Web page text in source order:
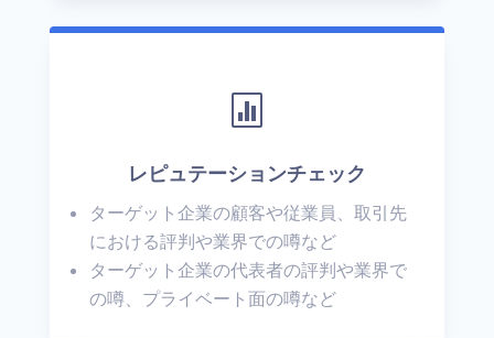

レピュテーションチェック
ターゲット企業の顧客や従業員、取引先
における評判や業界での噂など
ターゲット企業の代表者の評判や業界で
の噂、プライベート面の噂など